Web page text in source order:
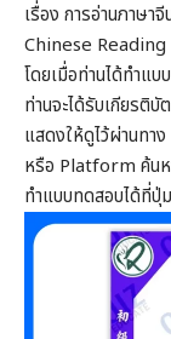
เรื่อง การอ่านภาษ
Chinese Reading
โดยเมื่อท่านได้ทำแ
ท่านจะได้รับเกียรติ
แสดงให้ดูไว้ผ่านทา
หรือ Platform ค้นห
ทำแบบทดสอบได้ที่ปุ่